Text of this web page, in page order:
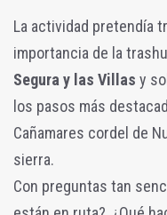
La actividad pretendía
importancia de la
Segura y las Villas y
los pasos más
Cañamares cordel de
sierra.
Con preguntas tan